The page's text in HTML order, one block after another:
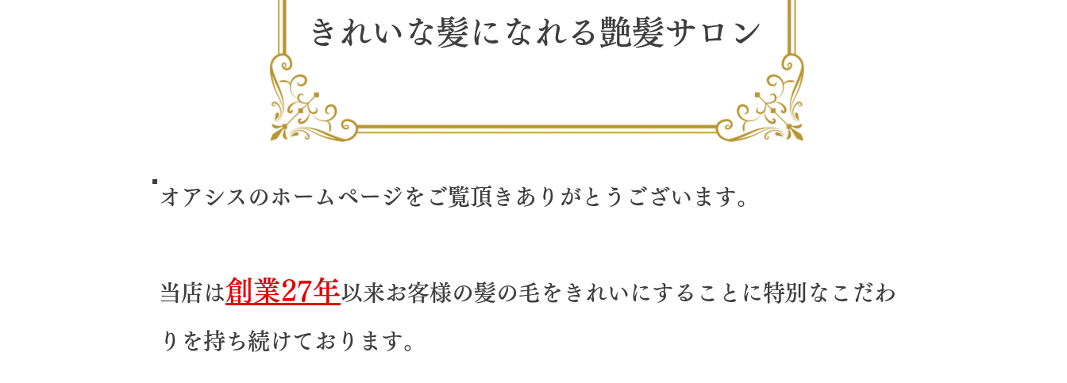
きれいな髪になれる艶髪サロン
オアシスのホームページをご覧頂きありがとうございます。
当店は創業27年以来お客様の髪の毛をきれいにすることに特別なこだわ
りを持ち続けております。